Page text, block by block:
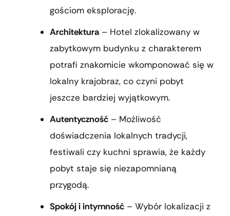
gościom eksplorację.
Architektura– Hotel zlokalizowany w
zabytkowym budynku z charakterem
potrafi znakomicie wkomponować się w
lokalny krajobraz, co czyni pobyt
jeszcze bardziej wyjątkowym.
Autentyczność – Możliwość
doświadczenia lokalnych tradycji,
festiwali czy kuchni sprawia, że każdy
pobyt staje się niezapomnianą
przygodą.
Spokój i intymność – Wybór lokalizacji z